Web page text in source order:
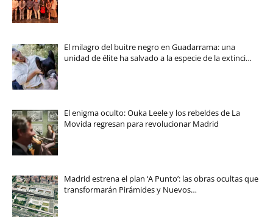
El milagro del buitre negro en Guadarrama: una
unidad de élite ha salvado a la especie de la extinci…
El enigma oculto: Ouka Leele y los rebeldes de La
Movida regresan para revolucionar Madrid
Madrid estrena el plan ‘A Punto’: las obras ocultas que
transformarán Pirámides y Nuevos…